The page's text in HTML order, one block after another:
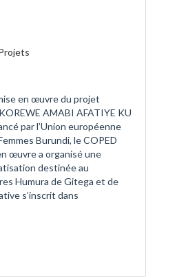
en œuvre du projet
AMABI AFATIYE KU
par l’Union européenne
Burundi, le COPED
œuvre a organisé une
destinée au
Humura de Gitega et de
s’inscrit dans